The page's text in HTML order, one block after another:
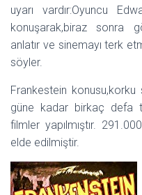
uyarı vardır:Oyuncu
konuşarak,biraz sonra
anlatır ve sinemayı terk
söyler.
Frankestein
güne kadar birkaç defa
filmler yapılmıştır.
elde edilmiştir.